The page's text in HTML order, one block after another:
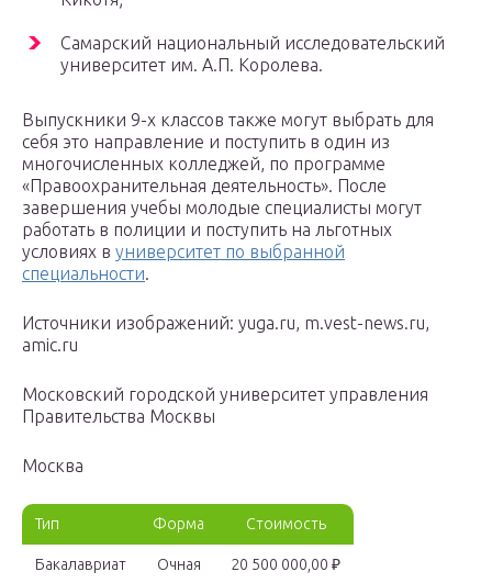
Самарский национальный исследовательский
университет им. А.П. Королева.
Выпускники 9-х классов также могут выбрать для
себя это направление и поступить в один из
многочисленных колледжей, по программе
«Правоохранительная деятельность». После
завершения учебы молодые специалисты могут
работать в полиции и поступить на льготных
условиях в университет по выбранной
специальности.
Источники изображений: yuga.ru, m.vest-news.ru,
amic.ru
Московский городской университет управления
Правительства Москвы
Москва
Тип Форма Стоимость
Бакалавриат Очная 20 500 000,00 ₽